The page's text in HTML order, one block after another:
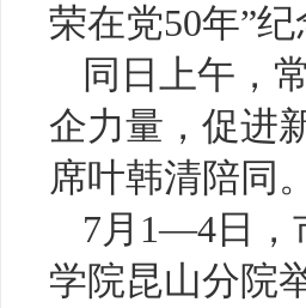
荣在党50年”
同日上午，
企力量，促进
席叶韩清陪同。
7月1—4日，
学院昆山分院